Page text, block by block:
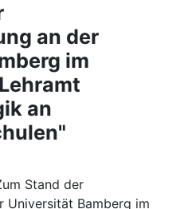
an der
im
an
Stand der
Universität Bamberg im